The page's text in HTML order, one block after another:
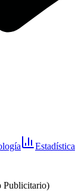
Estadística
Publicitario)